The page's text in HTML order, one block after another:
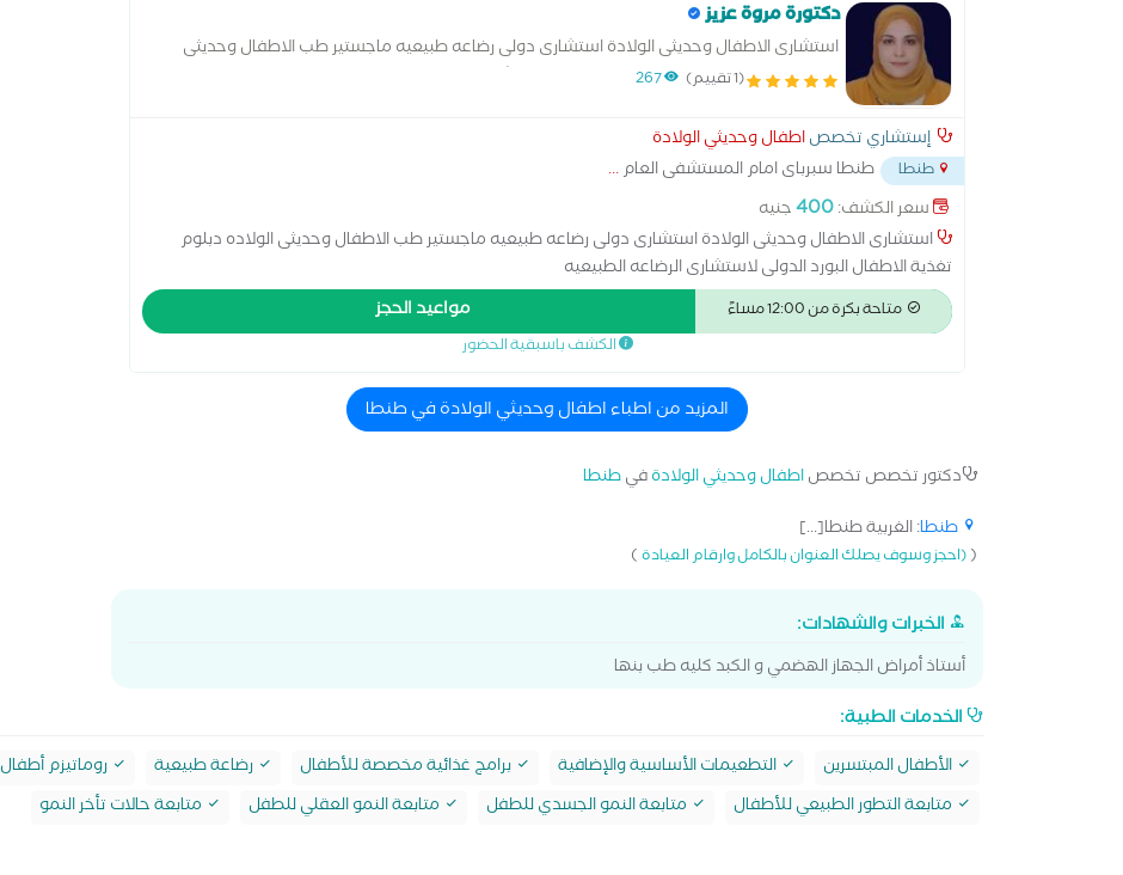
دكتورة مروة عزيز
استشارى الاطفال وحديثى الولادة استشارى دولى رضاعه طبيعيه ماجستير طب الاطفال وحديثى
الولاده دبلوم تغذية الاطفال البورد الدولى لاستشارى الرضاعه الطبيعيه
(1 تقييم) 267
إستشاري تخصصاطفال وحديثي الولادة
طنطا طنطا سبرباى امام المستشفى العام...
سعر الكشف:400جنيه
استشارى الاطفال وحديثى الولادة استشارى دولى رضاعه طبيعيه ماجستير طب الاطفال وحديثى الولاده دبلوم
تغذية الاطفال البورد الدولى لاستشارى الرضاعه الطبيعيه
متاحة بكرة من 12:00 مساءً مواعيد الحجز
الكشف باسبقية الحضور
المزيد من اطباء اطفال وحديثي الولادة في طنطا
دكتور تخصص تخصصاطفال وحديثي الولادةفيطنطا
طنطا: الغربية طنطا[...]
((احجز وسوف يصلك العنوان بالكامل وارقام العيادة)
الخبرات والشهادات:
أستاذ أمراض الجهاز الهضمي و الكبد كليه طب بنها
الخدمات الطبية:
الأطفال المبتسرين التطعيمات الأساسية والإضافية برامج غذائية مخصصة للأطفال رضاعة طبيعية روماتيزم أطفال
متابعة التطور الطبيعي للأطفال
متابعة النمو الجسدي للطفل متابعة النمو العقلي للطفل متابعة حالات تأخر النمو